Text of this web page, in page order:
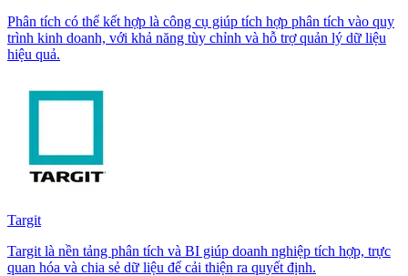
Phân tích có thể kết hợp là công cụ giúp tích hợp phân tích vào quy
trình kinh doanh, với khả năng tùy chỉnh và hỗ trợ quản lý dữ liệu
hiệu quả.
Targit
Targit là nền tảng phân tích và BI giúp doanh nghiệp tích hợp, trực
quan hóa và chia sẻ dữ liệu để cải thiện ra quyết định.